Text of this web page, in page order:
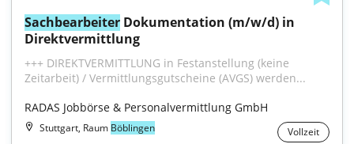
Sachbearbeiter Dokumentation (m/w/d) in
Direktvermittlung
+++ DIREKTVERMITTLUNG in Festanstellung (keine
Zeitarbeit) / Vermittlungsgutscheine (AVGS) werden...
RADAS Jobbörse & Personalvermittlung GmbH
Stuttgart, Raum Böblingen Vollzeit